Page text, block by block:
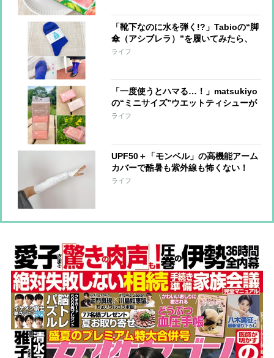
「靴下なのに水を弾く!?」Tabioの“脚
傘（アシブレラ）”を履いてみたら、
雨の日のストレスが少し軽くなった
ライフ
「一度使うとハマる…！」matsukiyo
の“ミニサイズ”ウエットティシューが
優秀。もう普通サイズに戻れないかも
ライフ
UPF50＋「モンベル」の高機能アーム
カバーで酷暑も紫外線も怖くない！
【本日のお気に入り】
ライフ